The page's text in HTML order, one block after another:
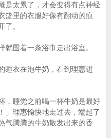
是太累了，才会变得有点神经
里的衣服好像有翻动的痕
了。
围着一条浴巾走出浴室。
衣在泡牛奶，看到理惠进
睡觉之前喝一杯牛奶是最好
」理惠愉快地走过去，端起了
气腾腾的牛奶散发出来的香